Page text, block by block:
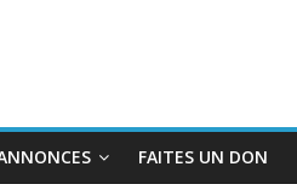
FAITES UN DON